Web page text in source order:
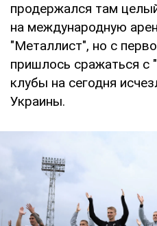
продержался там
на международную
"Металлист", но с
пришлось сражаться с
клубы на сегодня
Украины.